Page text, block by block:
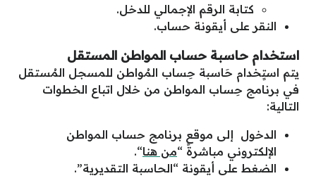
كتابة الرقم الإجمالي للدخل.
النقر على أيقونة حساب.
استخدام حاسبة حساب المواطن المستقل
يتم استٍخدام حَاسبة حِساب المُواطن للمسجل المُستقل
في برنامج حِساب المواطن من خلال اتباع الخطوات
التالية:
الدخول إلى موقع برنامج حساب المواطن
الإلكتروني مباشرةً “من هنا“.
الضغط على أيقونة “الحاسبة التقديرية”.